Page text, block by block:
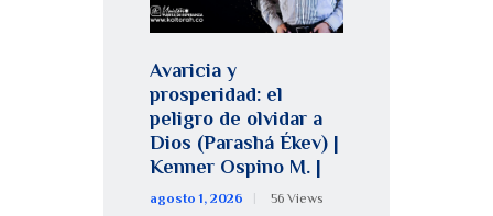
Avaricia y
prosperidad: el
peligro de olvidar a
Dios (Parashá Ékev) |
Kenner Ospino M. |
agosto 1, 2026 56 Views